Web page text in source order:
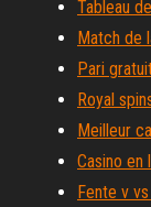
Tableau
Match de
Pari
Royal
Meilleur
Casino en
Fente v